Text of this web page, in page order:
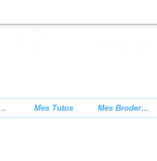
point de croix Mes Tutos Mes Broderies